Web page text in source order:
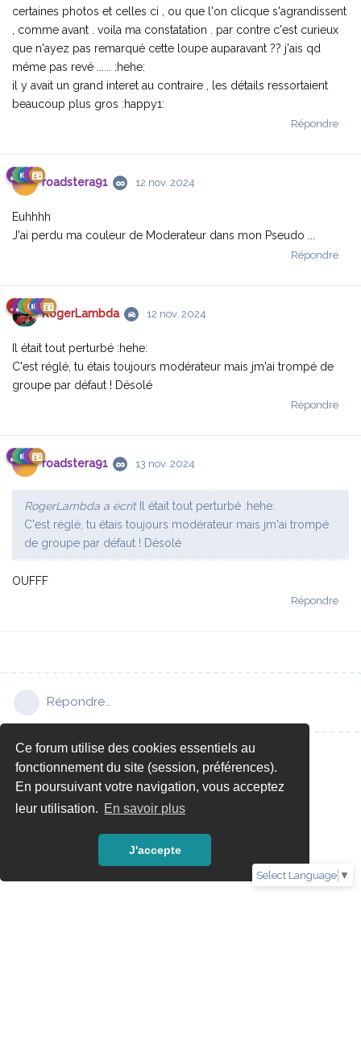
Ce forum utilise des cookies essentiels au
fonctionnement du site (session, préférences).
En poursuivant votre navigation, vous acceptez
leur utilisation. En savoir plus
J'accepte
Select Language ▼
certaines photos et celles ci , ou que l'on clicque s'agrandissent
, comme avant . voila ma constatation . par contre c'est curieux
que n'ayez pas remarqué cette loupe auparavant ?? j'ais qd
méme pas revé ...... :hehe:
il y avait un grand interet au contraire , les détails ressortaient
beaucoup plus gros :happy1:
Répondre
roadstera91 12 nov. 2024
Euhhhh
J'ai perdu ma couleur de Moderateur dans mon Pseudo ...
Répondre
RogerLambda 12 nov. 2024
Il était tout perturbé :hehe:
C'est réglé, tu étais toujours modérateur mais jm'ai trompé de
groupe par défaut ! Désolé
Répondre
roadstera91 13 nov. 2024
RogerLambda a écritIl était tout perturbé :hehe:
C'est réglé, tu étais toujours modérateur mais jm'ai trompé
de groupe par défaut ! Désolé
OUFFF
Répondre
Répondre…